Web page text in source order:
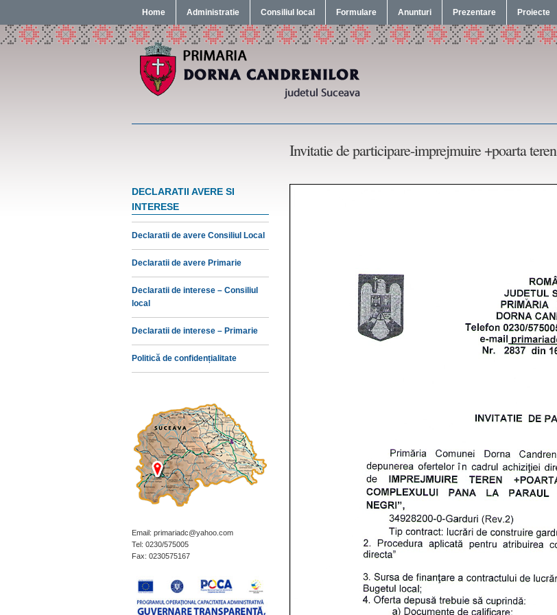
Home Administratie Consiliul local Formulare Anunturi Prezentare Proiecte
Invitatie de participare-imprejmuire +poarta teren
DECLARATII AVERE SI
INTERESE
Declaratii de avere Consiliul Local
Declaratii de avere Primarie
Declaratii de interese – Consiliul
local
Declaratii de interese – Primarie
Politică de confidențialitate
Email: primariadc@yahoo.com
Tel: 0230/575005
Fax: 0230575167